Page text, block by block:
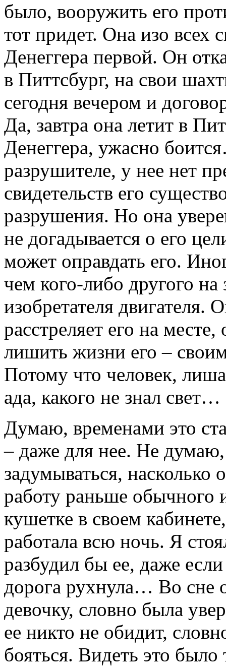
было, вооружить его
тот придет. Она изо всех
Денеггера первой. Он
в Питтсбург, на свои
сегодня вечером и
Да, завтра она летит в
Денеггера, ужасно
разрушителе, у нее нет
свидетельств его
разрушения. Но она
не догадывается о его
может оправдать его.
чем кого-либо другого
изобретателя двигателя.
расстреляет его на
лишить жизни его –
Потому что человек,
ада, какого не знал свет…
Думаю, временами это
– даже для нее. Не думаю,
задумываться,
работу раньше обычного
кушетке в своем
работала всю ночь. Я
разбудил бы ее, даже
дорога рухнула… Во сне
девочку, словно была
ее никто не обидит,
бояться. Видеть это было